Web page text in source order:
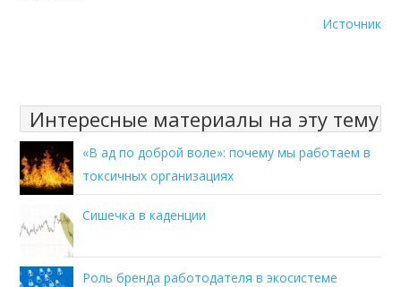
Источник
Интересные материалы на эту тему
«В ад по доброй воле»: почему мы работаем в
токсичных организациях
Сишечка в каденции
Роль бренда работодателя в экосистеме